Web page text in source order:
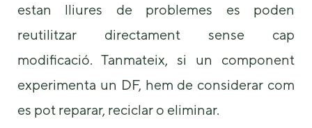
estan lliures de problemes es poden
reutilitzar directament sense cap
modificació. Tanmateix, si un component
experimenta un DF, hem de considerar com
es pot reparar, reciclar o eliminar.